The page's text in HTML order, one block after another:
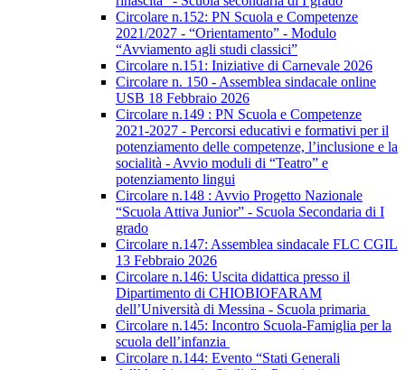
Circolare n.152: PN Scuola e Competenze
2021/2027 - “Orientamento” - Modulo
“Avviamento agli studi classici”
Circolare n.151: Iniziative di Carnevale 2026
Circolare n. 150 - Assemblea sindacale online
USB 18 Febbraio 2026
Circolare n.149 : PN Scuola e Competenze
2021-2027 - Percorsi educativi e formativi per il
potenziamento delle competenze, l’inclusione e la
socialità - Avvio moduli di “Teatro” e
potenziamento lingui
Circolare n.148 : Avvio Progetto Nazionale
“Scuola Attiva Junior” - Scuola Secondaria di I
grado
Circolare n.147: Assemblea sindacale FLC CGIL
13 Febbraio 2026
Circolare n.146: Uscita didattica presso il
Dipartimento di CHIOBIOFARAM
dell’Università di Messina - Scuola primaria
Circolare n.145: Incontro Scuola-Famiglia per la
scuola dell’infanzia
Circolare n.144: Evento “Stati Generali